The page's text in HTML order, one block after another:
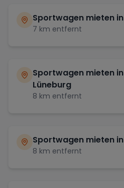
Sportwagen mieten in
7 km entfernt
Sportwagen mieten in
Lüneburg
8 km entfernt
Sportwagen mieten in
8 km entfernt